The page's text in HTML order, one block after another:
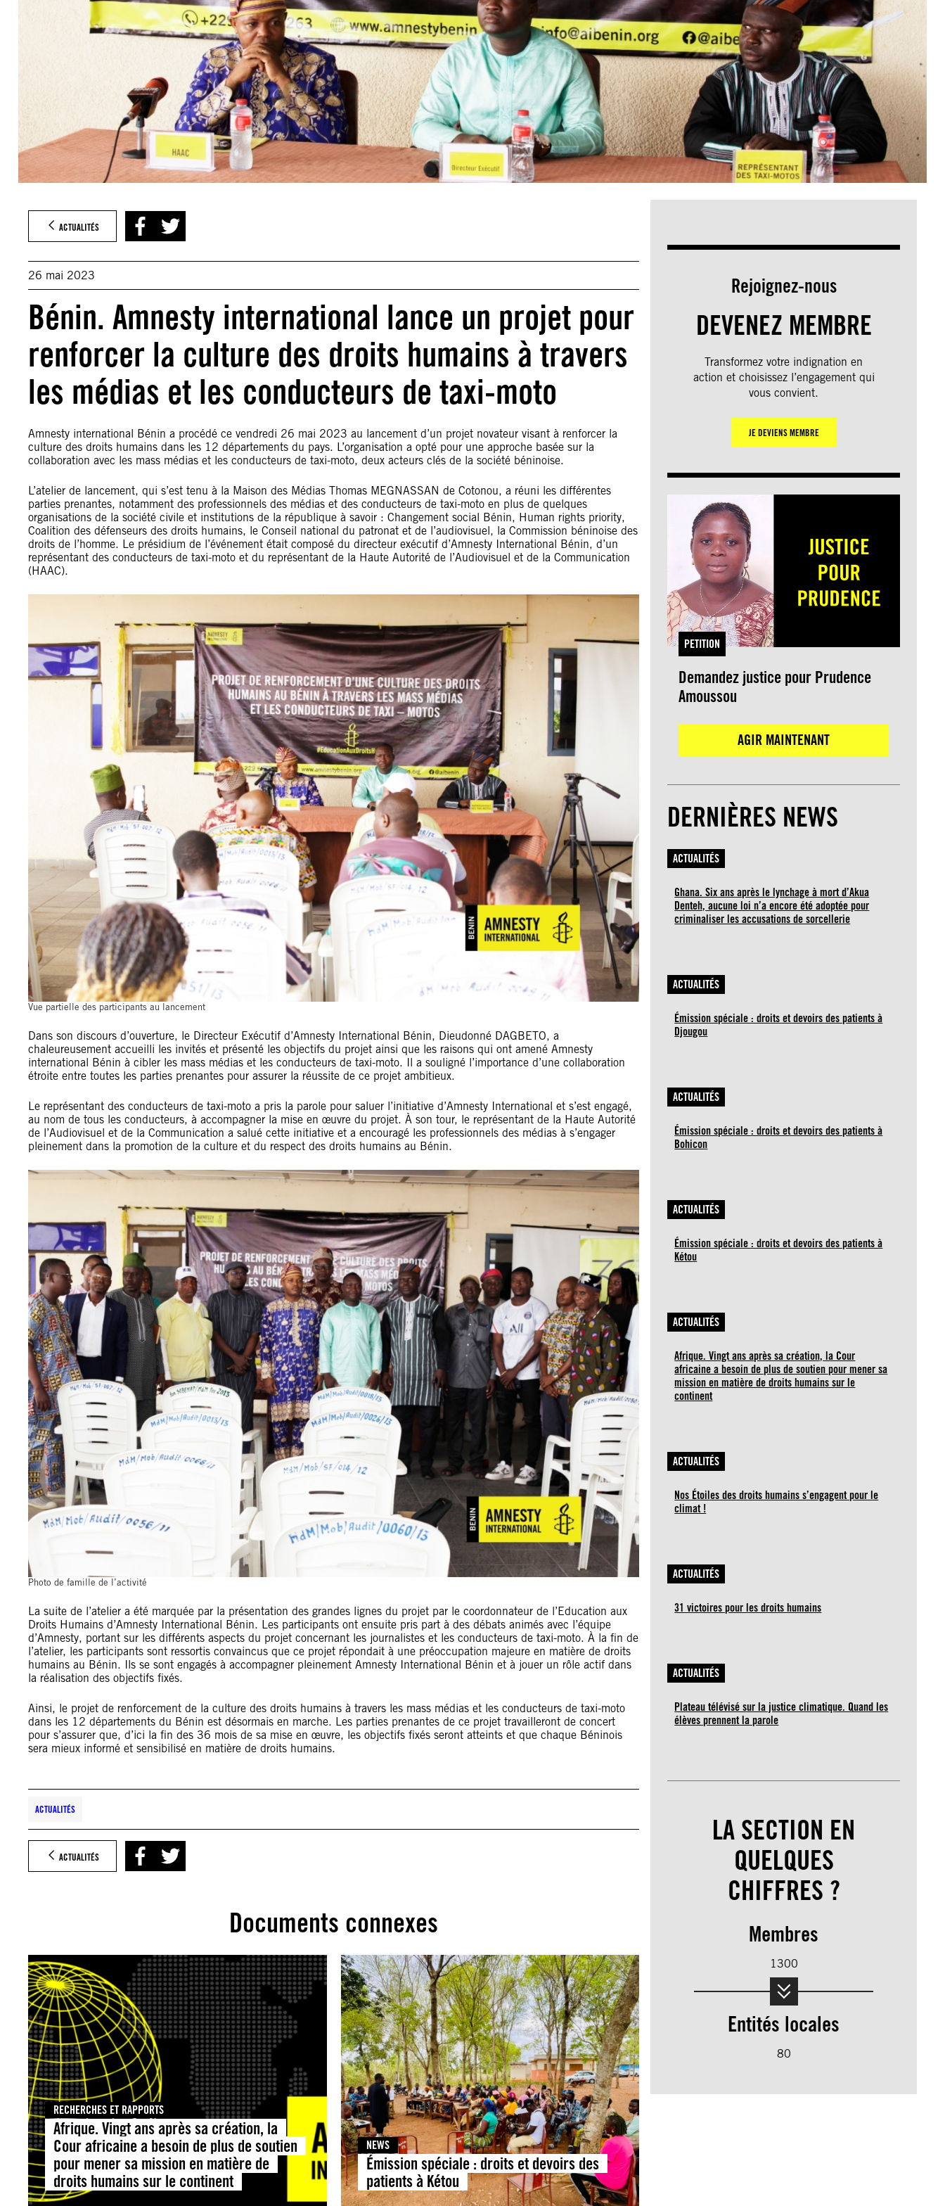
ACTUALITÉS
26 mai 2023
Bénin. Amnesty international lance un projet pour
renforcer la culture des droits humains à travers
les médias et les conducteurs de taxi-moto
Amnesty international Bénin a procédé ce vendredi 26 mai 2023 au lancement d’un projet novateur visant à renforcer la
culture des droits humains dans les 12 départements du pays. L’organisation a opté pour une approche basée sur la
collaboration avec les mass médias et les conducteurs de taxi-moto, deux acteurs clés de la société béninoise.
L’atelier de lancement, qui s’est tenu à la Maison des Médias Thomas MEGNASSAN de Cotonou, a réuni les différentes
parties prenantes, notamment des professionnels des médias et des conducteurs de taxi-moto en plus de quelques
organisations de la société civile et institutions de la république à savoir : Changement social Bénin, Human rights priority,
Coalition des défenseurs des droits humains, le Conseil national du patronat et de l’audiovisuel, la Commission béninoise des
droits de l’homme. Le présidium de l’événement était composé du directeur exécutif d’Amnesty International Bénin, d’un
représentant des conducteurs de taxi-moto et du représentant de la Haute Autorité de l’Audiovisuel et de la Communication
(HAAC).
Vue partielle des participants au lancement
Dans son discours d’ouverture, le Directeur Exécutif d’Amnesty International Bénin, Dieudonné DAGBETO, a
chaleureusement accueilli les invités et présenté les objectifs du projet ainsi que les raisons qui ont amené Amnesty
international Bénin à cibler les mass médias et les conducteurs de taxi-moto. Il a souligné l’importance d’une collaboration
étroite entre toutes les parties prenantes pour assurer la réussite de ce projet ambitieux.
Le représentant des conducteurs de taxi-moto a pris la parole pour saluer l’initiative d’Amnesty International et s’est engagé,
au nom de tous les conducteurs, à accompagner la mise en œuvre du projet. À son tour, le représentant de la Haute Autorité
de l’Audiovisuel et de la Communication a salué cette initiative et a encouragé les professionnels des médias à s’engager
pleinement dans la promotion de la culture et du respect des droits humains au Bénin.
Photo de famille de l’activité
La suite de l’atelier a été marquée par la présentation des grandes lignes du projet par le coordonnateur de l’Education aux
Droits Humains d’Amnesty International Bénin. Les participants ont ensuite pris part à des débats animés avec l’équipe
d’Amnesty, portant sur les différents aspects du projet concernant les journalistes et les conducteurs de taxi-moto. À la fin de
l’atelier, les participants sont ressortis convaincus que ce projet répondait à une préoccupation majeure en matière de droits
humains au Bénin. Ils se sont engagés à accompagner pleinement Amnesty International Bénin et à jouer un rôle actif dans
la réalisation des objectifs fixés.
Ainsi, le projet de renforcement de la culture des droits humains à travers les mass médias et les conducteurs de taxi-moto
dans les 12 départements du Bénin est désormais en marche. Les parties prenantes de ce projet travailleront de concert
pour s’assurer que, d’ici la fin des 36 mois de sa mise en œuvre, les objectifs fixés seront atteints et que chaque Béninois
sera mieux informé et sensibilisé en matière de droits humains.
ACTUALITÉS
ACTUALITÉS
Documents connexes
RECHERCHES ET RAPPORTS
Afrique. Vingt ans après sa création, la
Cour africaine a besoin de plus de soutien
pour mener sa mission en matière de
droits humains sur le continent
NEWS
Émission spéciale : droits et devoirs des
patients à Kétou
Rejoignez-nous
DEVENEZ MEMBRE
Transformez votre indignation en
action et choisissez l’engagement qui
vous convient.
JE DEVIENS MEMBRE
PETITION
Demandez justice pour Prudence
Amoussou
AGIR MAINTENANT
DERNIÈRES NEWS
ACTUALITÉS
Ghana. Six ans après le lynchage à mort d’Akua
Denteh, aucune loi n’a encore été adoptée pour
criminaliser les accusations de sorcellerie
ACTUALITÉS
Émission spéciale : droits et devoirs des patients à
Djougou
ACTUALITÉS
Émission spéciale : droits et devoirs des patients à
Bohicon
ACTUALITÉS
Émission spéciale : droits et devoirs des patients à
Kétou
ACTUALITÉS
Afrique. Vingt ans après sa création, la Cour
africaine a besoin de plus de soutien pour mener sa
mission en matière de droits humains sur le
continent
ACTUALITÉS
Nos Étoiles des droits humains s’engagent pour le
climat !
ACTUALITÉS
31 victoires pour les droits humains
ACTUALITÉS
Plateau télévisé sur la justice climatique. Quand les
élèves prennent la parole
LA SECTION EN
QUELQUES
CHIFFRES ?
Membres
1300
Entités locales
80